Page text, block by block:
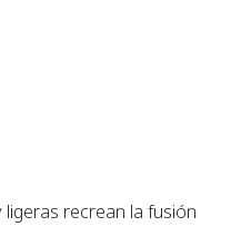
recrean la fusión